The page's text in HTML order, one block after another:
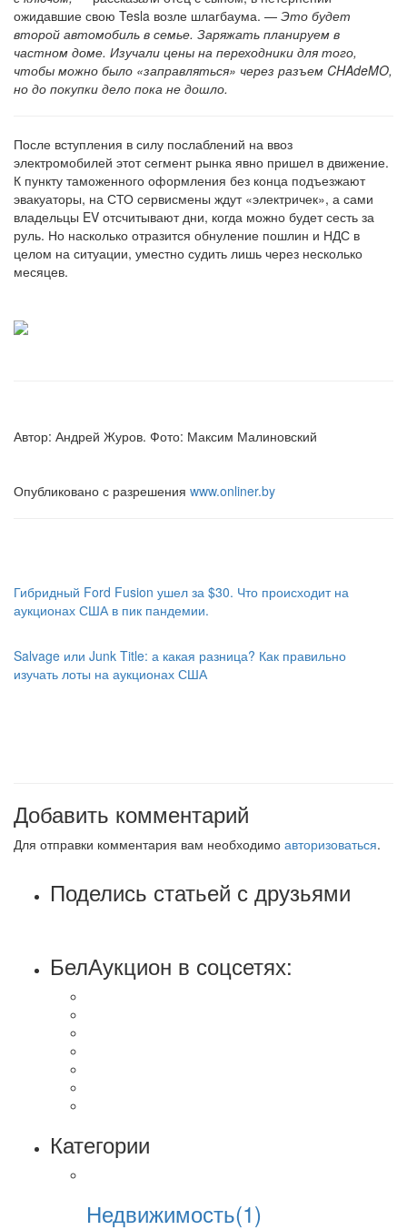
ожидавшие свою Tesla возле шлагбаума. — Это будет
второй автомобиль в семье. Заряжать планируем в
частном доме. Изучали цены на переходники для того,
чтобы можно было «заправляться» через разъем CHAdeMO,
но до покупки дело пока не дошло.
После вступления в силу послаблений на ввоз
электромобилей этот сегмент рынка явно пришел в движение.
К пункту таможенного оформления без конца подъезжают
эвакуаторы, на СТО сервисмены ждут «электричек», а сами
владельцы EV отсчитывают дни, когда можно будет сесть за
руль. Но насколько отразится обнуление пошлин и НДС в
целом на ситуации, уместно судить лишь через несколько
месяцев.
Автор: Андрей Журов. Фото: Максим Малиновский
Опубликовано с разрешения www.onliner.by
Гибридный Ford Fusion ушел за $30. Что происходит на
аукционах США в пик пандемии.
Salvage или Junk Title: а какая разница? Как правильно
изучать лоты на аукционах США
Добавить комментарий
Для отправки комментария вам необходимо авторизоваться.
Поделись статьей с друзьями
БелАукцион в соцсетях:
Категории
Недвижимость(1)